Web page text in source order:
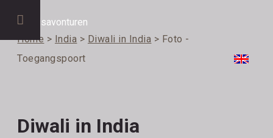
Home > India > Diwali in India > Foto -
Toegangspoort
Diwali in India